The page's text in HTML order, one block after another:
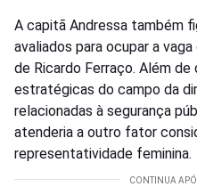
A capitã Andressa também
avaliados para ocupar a
de Ricardo Ferraço. Além
estratégicas do campo da
relacionadas à segurança
atenderia a outro fator
representatividade feminina.